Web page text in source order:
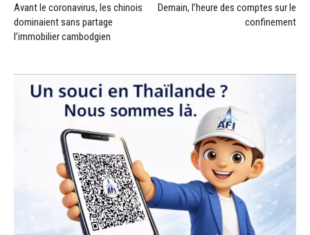
Avant le coronavirus, les chinois
dominaient sans partage
l’immobilier cambodgien
Demain, l’heure des comptes sur le
confinement